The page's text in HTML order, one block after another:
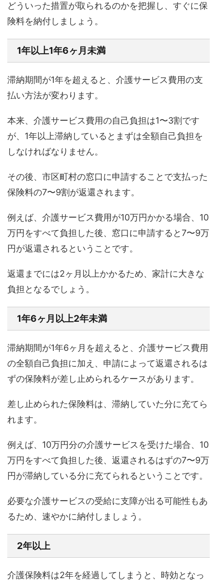
どういった措置が取られるのかを把握し、すぐに保
険料を納付しましょう。
1年以上1年6ヶ月未満
滞納期間が1年を超えると、介護サービス費用の支
払い方法が変わります。
本来、介護サービス費用の自己負担は1〜3割です
が、1年以上滞納しているとまずは全額自己負担を
しなければなりません。
その後、市区町村の窓口に申請することで支払った
保険料の7〜9割が返還されます。
例えば、介護サービス費用が10万円かかる場合、10
万円をすべて負担した後、窓口に申請すると7〜9万
円が返還されるということです。
返還までには2ヶ月以上かかるため、家計に大きな
負担となるでしょう。
1年6ヶ月以上2年未満
滞納期間が1年6ヶ月を超えると、介護サービス費用
の全額自己負担に加え、申請によって返還されるは
ずの保険料が差し止められるケースがあります。
差し止められた保険料は、滞納していた分に充てら
れます。
例えば、10万円分の介護サービスを受けた場合、10
万円をすべて負担した後、返還されるはずの7〜9万
円が滞納している分に充てられるということです。
必要な介護サービスの受給に支障が出る可能性もあ
るため、速やかに納付しましょう。
2年以上
介護保険料は2年を経過してしまうと、時効となっ